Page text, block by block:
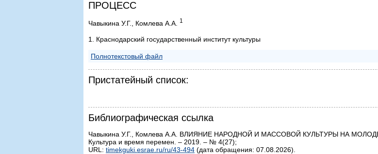
ПРОЦЕСС
Чавыкина У.Г., Комлева А.А. 1
1. Краснодарский государственный институт культуры
Полнотекстовый файл
Пристатейный список:
Библиографическая ссылка
Чавыкина У.Г., Комлева А.А. ВЛИЯНИЕ НАРОДНОЙ И МАССОВОЙ КУЛЬТУРЫ НА
Культура и время перемен. – 2019. – № 4(27);
URL: timekguki.esrae.ru/ru/43-494 (дата обращения: 07.08.2026).